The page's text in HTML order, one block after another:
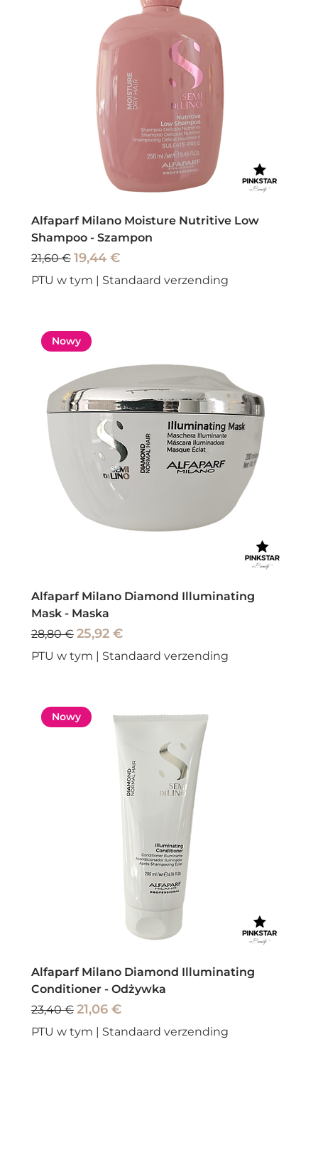
Alfaparf Milano Moisture Nutritive Low
Shampoo - Szampon
Regularna cena
21,60 € Cena rabatowa
19,44 €
PTU w tym | Standaard verzending
Nowy
Alfaparf Milano Diamond Illuminating
Mask - Maska
Regularna cena
28,80 € Cena rabatowa
25,92 €
PTU w tym | Standaard verzending
Nowy
Alfaparf Milano Diamond Illuminating
Conditioner - Odżywka
Regularna cena
23,40 € Cena rabatowa
21,06 €
PTU w tym | Standaard verzending